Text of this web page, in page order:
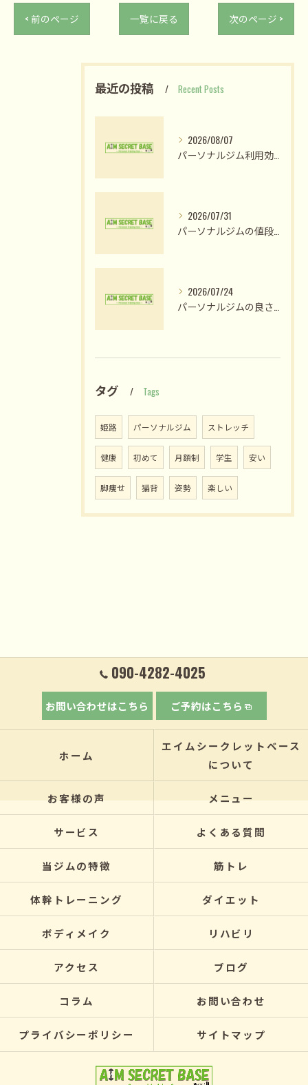
< 前のページ 一覧に戻る 次のページ >
最近の投稿 Recent Posts
2026/08/07
2026/07/31
2026/07/24
タグ Tags
姫路 パーソナルジム ストレッチ
健康 初めて 月額制 学生 安い
脚痩せ 猫背 姿勢 楽しい
090-4282-4025
お問い合わせはこちら ご予約はこちら
ホーム
エイムシークレットベース
について
お客様の声 メニュー
サービス よくある質問
当ジムの特徴 筋トレ
体幹トレーニング ダイエット
ボディメイク リハビリ
アクセス ブログ
コラム お問い合わせ
プライバシーポリシー サイトマップ